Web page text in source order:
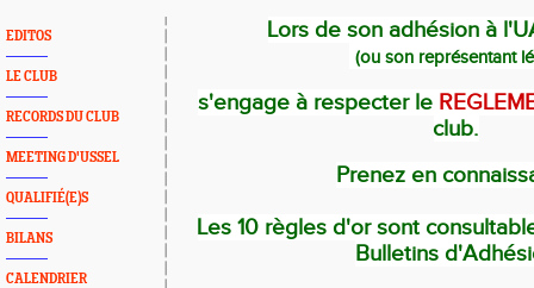
EDITOS
LE CLUB
RECORDS DU CLUB
MEETING D'USSEL
QUALIFIÉ(E)S
BILANS
CALENDRIER
Lors de son adhésion à
(ou son représentant
s'engage à respecter le
club.
Prenez en
Les 10 règles d'or sont
Bulletins